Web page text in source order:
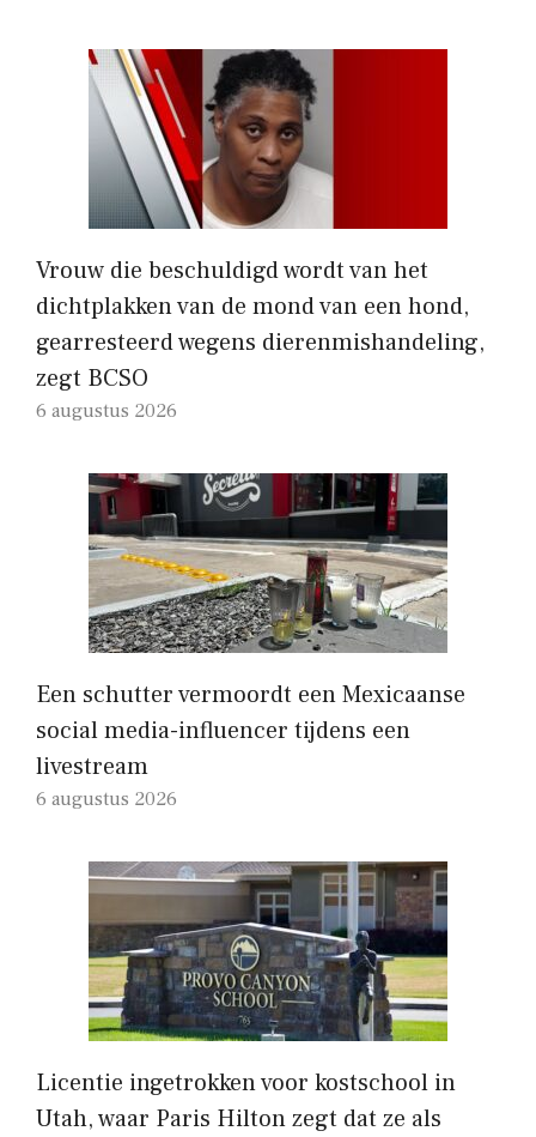
Vrouw die beschuldigd wordt van het
dichtplakken van de mond van een hond,
gearresteerd wegens dierenmishandeling,
zegt BCSO
6 augustus 2026
Een schutter vermoordt een Mexicaanse
social media-influencer tijdens een
livestream
6 augustus 2026
Licentie ingetrokken voor kostschool in
Utah, waar Paris Hilton zegt dat ze als